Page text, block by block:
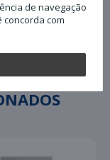
Tag Fix
Paulimaq
de navegação
concorda com